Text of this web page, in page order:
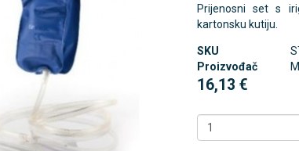
Prijenosni set s
kartonsku kutiju.
SKU
Proizvođač
16,13 €
Antidekubitalni madrac FOFO
HF6002 s valjkastim zračnim